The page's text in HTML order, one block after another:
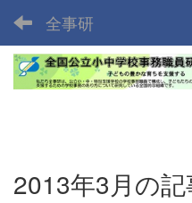
全事研
2013年3月の